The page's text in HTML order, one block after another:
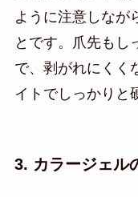
ように注意しなが
とです。爪先もし
で、剥がれにくく
イトでしっかりと
3. カラージェル